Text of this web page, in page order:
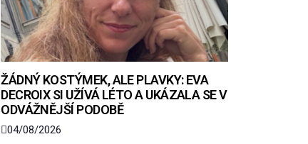
ŽÁDNÝ KOSTÝMEK, ALE PLAVKY: EVA
DECROIX SI UŽÍVÁ LÉTO A UKÁZALA SE V
ODVÁŽNĚJŠÍ PODOBĚ
04/08/2026